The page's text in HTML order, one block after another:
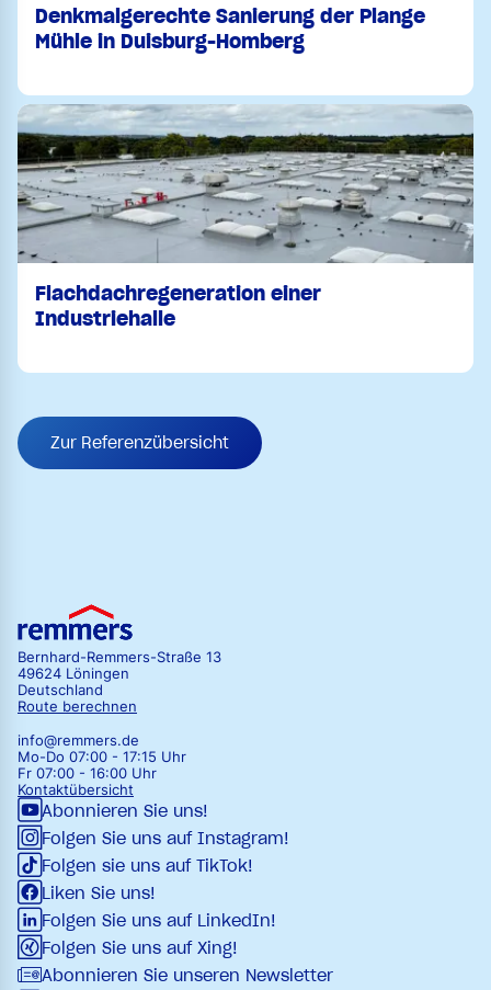
Denkmalgerechte Sanierung der Plange
Mühle in Duisburg-Homberg
Flachdachregeneration einer
Industriehalle
Zur Referenzübersicht
Bernhard-Remmers-Straße 13
49624 Löningen
Deutschland
Route berechnen
info@remmers.de
Mo-Do 07:00 - 17:15 Uhr
Fr 07:00 - 16:00 Uhr
Kontaktübersicht
Abonnieren Sie uns!
Folgen Sie uns auf Instagram!
Folgen sie uns auf TikTok!
Liken Sie uns!
Folgen Sie uns auf LinkedIn!
Folgen Sie uns auf Xing!
Abonnieren Sie unseren Newsletter